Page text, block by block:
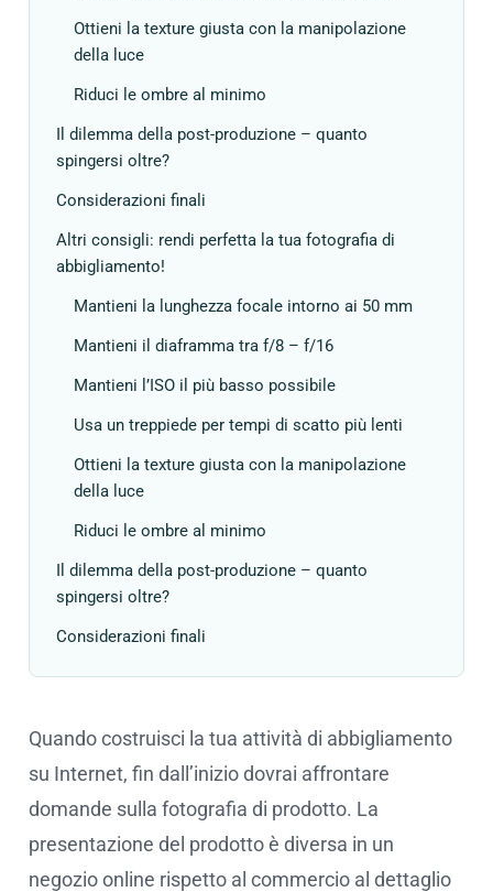
Ottieni la texture giusta con la manipolazione
della luce
Riduci le ombre al minimo
Il dilemma della post-produzione – quanto
spingersi oltre?
Considerazioni finali
Altri consigli: rendi perfetta la tua fotografia di
abbigliamento!
Mantieni la lunghezza focale intorno ai 50 mm
Mantieni il diaframma tra f/8 – f/16
Mantieni l’ISO il più basso possibile
Usa un treppiede per tempi di scatto più lenti
Ottieni la texture giusta con la manipolazione
della luce
Riduci le ombre al minimo
Il dilemma della post-produzione – quanto
spingersi oltre?
Considerazioni finali
Quando costruisci la tua attività di abbigliamento
su Internet, fin dall’inizio dovrai affrontare
domande sulla fotografia di prodotto. La
presentazione del prodotto è diversa in un
negozio online rispetto al commercio al dettaglio